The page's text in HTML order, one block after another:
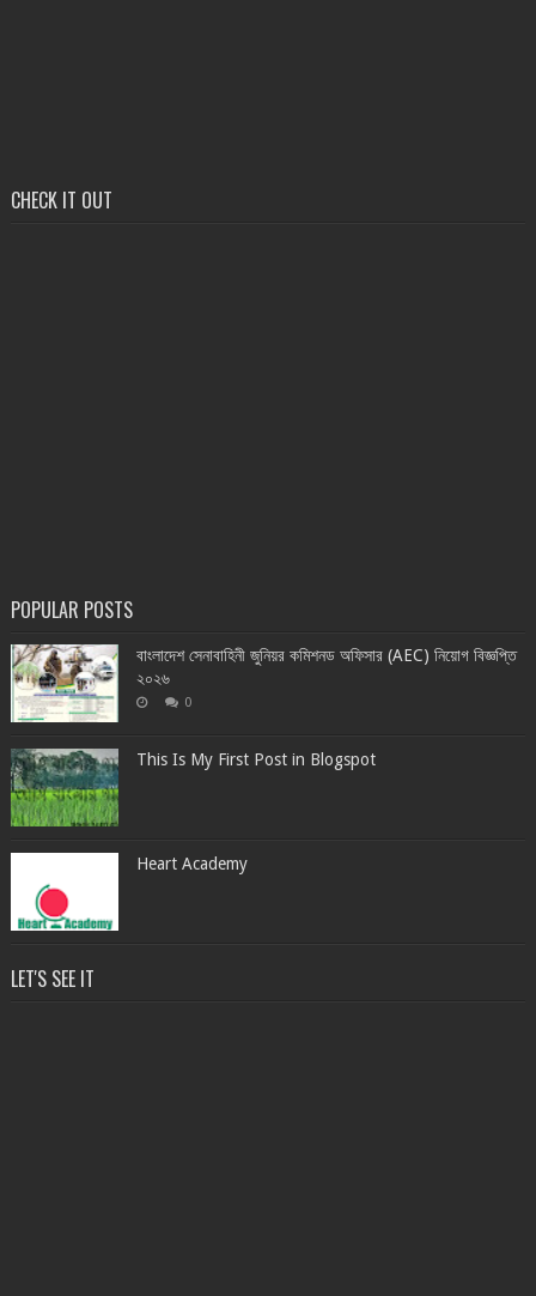
CHECK IT OUT
POPULAR POSTS
বাংলাদেশ সেনাবাহিনী জুনিয়র কমিশনড অফিসার (AEC) নিয়োগ বিজ্ঞপ্তি
২০২৬
0
This Is My First Post in Blogspot
Heart Academy
LET'S SEE IT